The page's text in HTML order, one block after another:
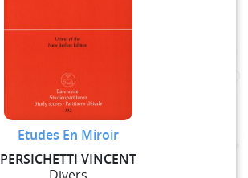
Etudes En Miroir
PERSICHETTI VINCENT